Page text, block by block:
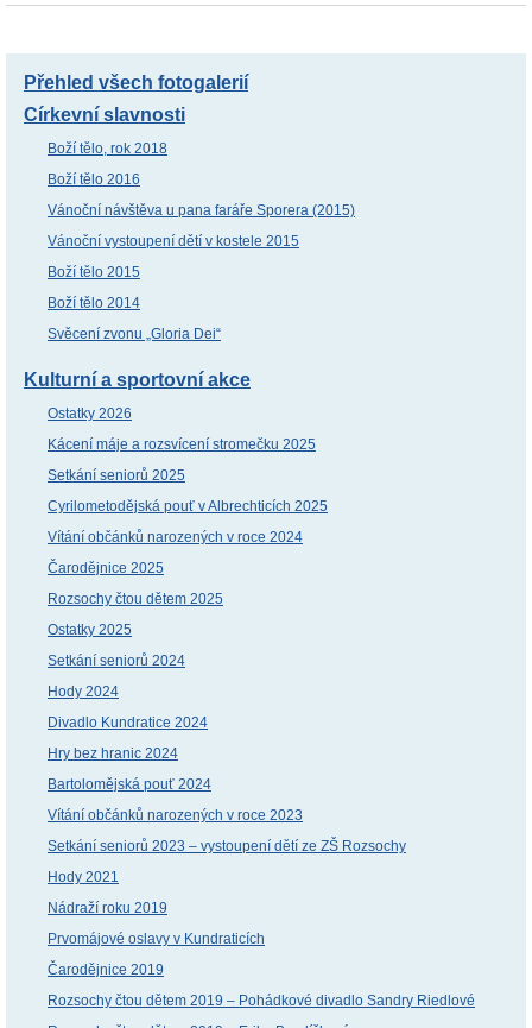
Přehled všech fotogalerií
Církevní slavnosti
Boží tělo, rok 2018
Boží tělo 2016
Vánoční návštěva u pana faráře Sporera (2015)
Vánoční vystoupení dětí v kostele 2015
Boží tělo 2015
Boží tělo 2014
Svěcení zvonu „Gloria Dei“
Kulturní a sportovní akce
Ostatky 2026
Kácení máje a rozsvícení stromečku 2025
Setkání seniorů 2025
Cyrilometodějská pouť v Albrechticích 2025
Vítání občánků narozených v roce 2024
Čarodějnice 2025
Rozsochy čtou dětem 2025
Ostatky 2025
Setkání seniorů 2024
Hody 2024
Divadlo Kundratice 2024
Hry bez hranic 2024
Bartolomějská pouť 2024
Vítání občánků narozených v roce 2023
Setkání seniorů 2023 – vystoupení dětí ze ZŠ Rozsochy
Hody 2021
Nádraží roku 2019
Prvomájové oslavy v Kundraticích
Čarodějnice 2019
Rozsochy čtou dětem 2019 – Pohádkové divadlo Sandry Riedlové